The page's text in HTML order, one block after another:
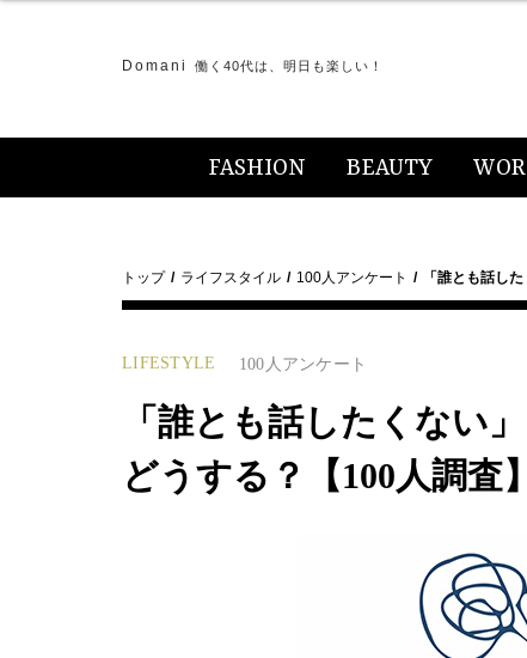
Domani 働く40代は、明日も楽しい！
FASHION BEAUTY
トップ ライフスタイル 100人アンケート 「誰とも話し
LIFESTYLE 100人アンケート
「誰とも話したくない
どうする？【100人調査】